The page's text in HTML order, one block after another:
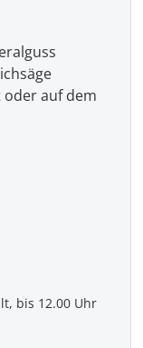
bis 12.00 Uhr
oder auf dem